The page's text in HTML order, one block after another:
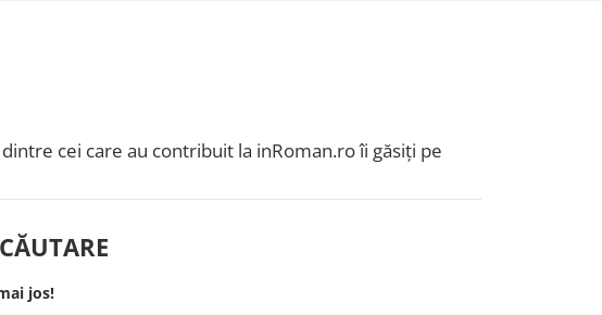
cei care au contribuit la inRoman.ro îi găsiți pe
CĂUTARE
jos!